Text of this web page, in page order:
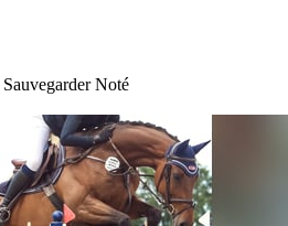
Sauvegarder Noté